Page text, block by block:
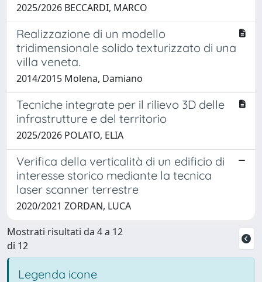
2025/2026 BECCARDI, MARCO
Realizzazione di un modello
tridimensionale solido texturizzato di una
villa veneta.
2014/2015 Molena, Damiano
Tecniche integrate per il rilievo 3D delle
infrastrutture e del territorio
2025/2026 POLATO, ELIA
Verifica della verticalità di un edificio di
interesse storico mediante la tecnica
laser scanner terrestre
2020/2021 ZORDAN, LUCA
Mostrati risultati da 4 a 12
di 12
Legenda icone